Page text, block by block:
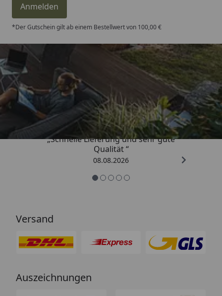
Anmelden
*Der Gutschein gilt ab einem Bestellwert von 100,00 €
Trusted Shops
4,81/ 5
„Schnelle Lieferung und sehr gute
Qualität “
08.08.2026
Versand
Auszeichnungen